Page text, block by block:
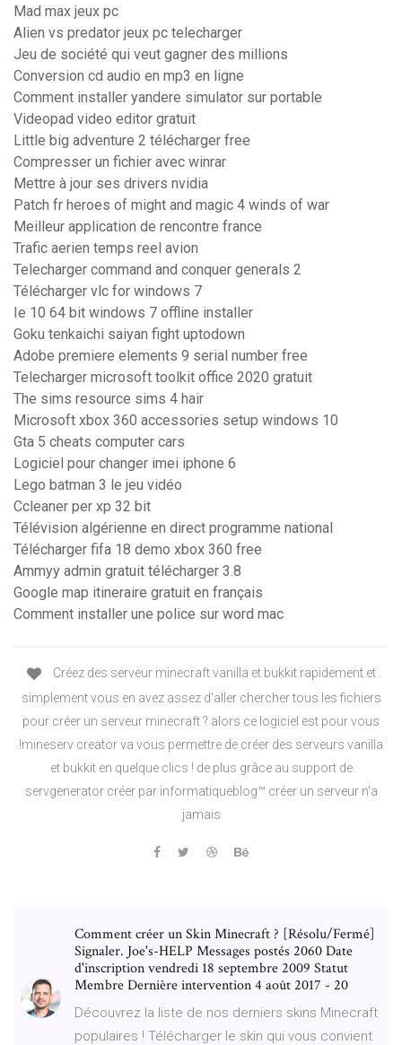
Mad max jeux pc
Alien vs predator jeux pc telecharger
Jeu de société qui veut gagner des millions
Conversion cd audio en mp3 en ligne
Comment installer yandere simulator sur portable
Videopad video editor gratuit
Little big adventure 2 télécharger free
Compresser un fichier avec winrar
Mettre à jour ses drivers nvidia
Patch fr heroes of might and magic 4 winds of war
Meilleur application de rencontre france
Trafic aerien temps reel avion
Telecharger command and conquer generals 2
Télécharger vlc for windows 7
Ie 10 64 bit windows 7 offline installer
Goku tenkaichi saiyan fight uptodown
Adobe premiere elements 9 serial number free
Telecharger microsoft toolkit office 2020 gratuit
The sims resource sims 4 hair
Microsoft xbox 360 accessories setup windows 10
Gta 5 cheats computer cars
Logiciel pour changer imei iphone 6
Lego batman 3 le jeu vidéo
Ccleaner per xp 32 bit
Télévision algérienne en direct programme national
Télécharger fifa 18 demo xbox 360 free
Ammyy admin gratuit télécharger 3.8
Google map itineraire gratuit en français
Comment installer une police sur word mac
Créez des serveur minecraft vanilla et bukkit rapidement et
simplement vous en avez assez d'aller chercher tous les fichiers
pour créer un serveur minecraft ? alors ce logiciel est pour vous
!mineserv creator va vous permettre de créer des serveurs vanilla
et bukkit en quelque clics ! de plus grâce au support de
servgenerator créer par informatiqueblog™ créer un serveur n'a
jamais
Comment créer un Skin Minecraft ? [Résolu/Fermé]
Signaler. Joe's-HELP Messages postés 2060 Date
d'inscription vendredi 18 septembre 2009 Statut
Membre Dernière intervention 4 août 2017 - 20
Découvrez la liste de nos derniers skins Minecraft
populaires ! Télécharger le skin qui vous convient